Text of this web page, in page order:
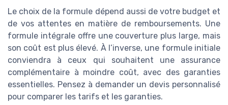
Le choix de la formule dépend aussi de votre budget et
de vos attentes en matière de remboursements. Une
formule intégrale offre une couverture plus large, mais
son coût est plus élevé. À l’inverse, une formule initiale
conviendra à ceux qui souhaitent une assurance
complémentaire à moindre coût, avec des garanties
essentielles. Pensez à demander un devis personnalisé
pour comparer les tarifs et les garanties.